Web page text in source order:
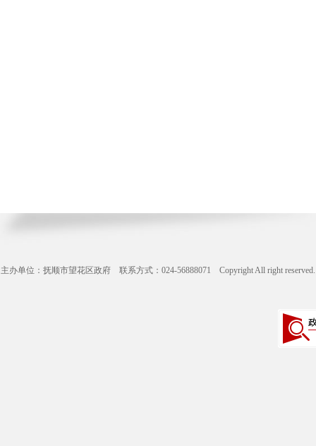
主办单位：抚顺市望花区政府 联系方式：024-56888071 Copyright All right